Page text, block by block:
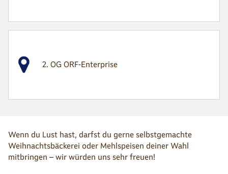
2. OG ORF-Enterprise
Wenn du Lust hast, darfst du gerne selbstgemachte
Weihnachtsbäckerei oder Mehlspeisen deiner Wahl
mitbringen – wir würden uns sehr freuen!